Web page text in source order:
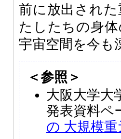
前に放出され
たしたちの身
宇宙空間を今も
＜参照＞
大阪大学大
発表資料ペ
の 大規模